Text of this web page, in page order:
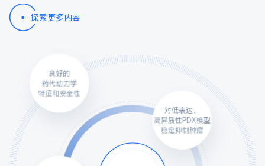
探索更多内容
药代动力学
特征和安全性
对低表达、
高异质性PDX模型
稳定抑制肿瘤